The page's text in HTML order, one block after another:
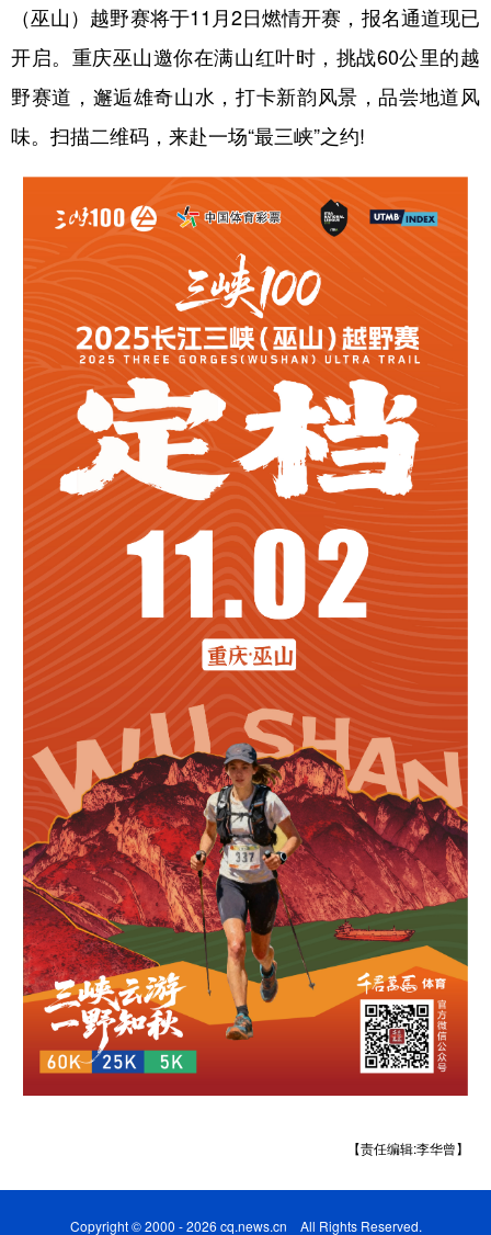
（巫山）越野赛将于11月2日燃情开赛，报名通道现已
开启。重庆巫山邀你在满山红叶时，挑战60公里的越
野赛道，邂逅雄奇山水，打卡新韵风景，品尝地道风
味。扫描二维码，来赴一场“最三峡”之约!
【责任编辑:李华曾】
Copyright © 2000 - 2026 cq.news.cn All Rights Reserved.